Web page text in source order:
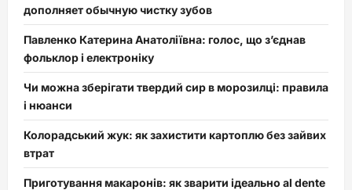
дополняет обычную чистку зубов
Павленко Катерина Анатоліївна: голос, що з’єднав
фольклор і електроніку
Чи можна зберігати твердий сир в морозилці: правила
і нюанси
Колорадський жук: як захистити картоплю без зайвих
втрат
Приготування макаронів: як зварити ідеально al dente